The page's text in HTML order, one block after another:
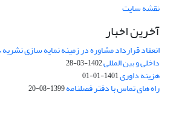
نقشه سایت
آخرین اخبار
انعقاد قرارداد مشاوره در زمینه نمایه سازی نشریه
داخلی و بین المللی1402-03-28
هزینه داوری1401-01-01
راه های تماس با دفتر فصلنامه1399-08-20